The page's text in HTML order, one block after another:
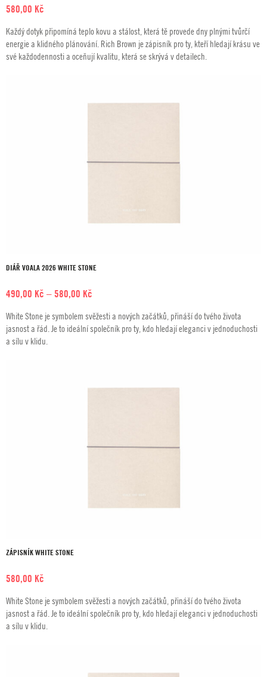
580,00 Kč
Každý dotyk připomíná teplo kovu a stálost, která tě provede dny plnými tvůrčí
energie a klidného plánování. Rich Brown je zápisník pro ty, kteří hledají krásu ve
své každodennosti a oceňují kvalitu, která se skrývá v detailech.
DIÁŘ VOALA 2026 WHITE STONE
490,00 Kč –580,00 Kč
490,00 Kč
až
White Stone je symbolem svěžesti a nových začátků, přináší do tvého života
jasnost a řád. Je to ideální společník pro ty, kdo hledají eleganci v jednoduchosti
a sílu v klidu.
ZÁPISNÍK WHITE STONE
580,00 Kč
White Stone je symbolem svěžesti a nových začátků, přináší do tvého života
jasnost a řád. Je to ideální společník pro ty, kdo hledají eleganci v jednoduchosti
a sílu v klidu.